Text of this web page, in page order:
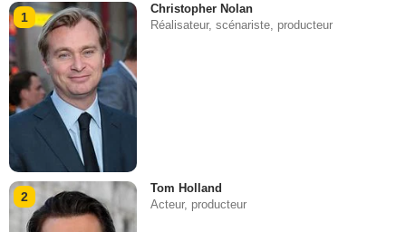
1
Christopher Nolan
Réalisateur, scénariste, producteur
2
Tom Holland
Acteur, producteur